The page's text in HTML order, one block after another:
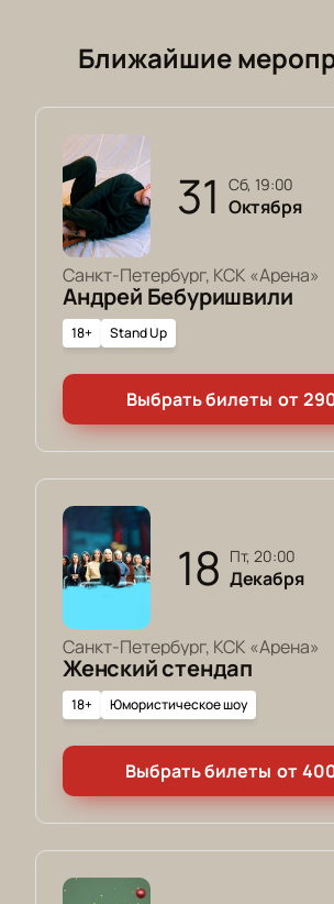
Ближайшие
31 сб, 19:00
Октября
Санкт-Петербург, КСК «Арена»
Андрей Бебуришвили
18+ Stand Up
Выбрать билеты от
18 пт, 20:00
Декабря
Санкт-Петербург, КСК «Арена»
Женский стендап
18+ Юмористическое шоу
Выбрать билеты от